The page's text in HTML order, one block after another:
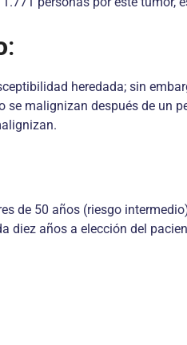
:
heredada; sin
se malignizan después de un
de 50 años (riesgo
diez años a elección del